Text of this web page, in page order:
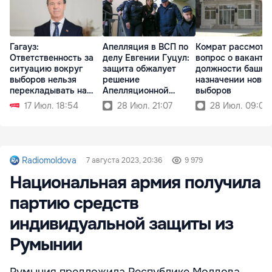
Гагауз:
Ответственность за
ситуацию вокруг
выборов нельзя
перекладывать на
автономию
17 Июл. 18:54
Апелляция в ВСП по
делу Евгении Гуцул:
защита обжалует
решение
Апелляционной
палаты28 Июл. 21:07
Комрат
вопрос о
должности
назначении новых
выборов
28 Июл. 09:06
Radiomoldova 7 августа 2023, 20:36 9 979
Национальная армия получила
партию средств
индивидуальной защиты из
Румынии